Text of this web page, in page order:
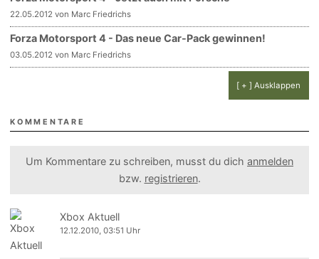
22.05.2012 von Marc Friedrichs
Forza Motorsport 4 - Das neue Car-Pack gewinnen!
03.05.2012 von Marc Friedrichs
[ + ] Ausklappen
KOMMENTARE
Um Kommentare zu schreiben, musst du dich anmelden
bzw. registrieren.
Xbox Aktuell
12.12.2010, 03:51 Uhr